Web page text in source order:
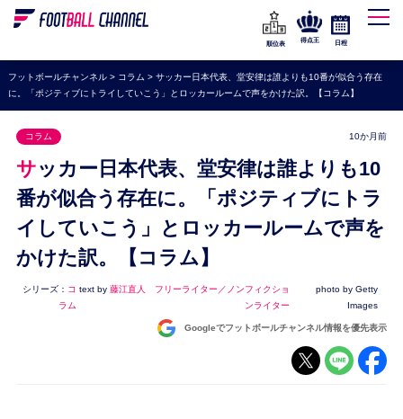
WEリーグ
海外サッカー
プレミアリーグ
セリエA
ブンデスリーガ
UEFA
ナショナルチーム
高校サッカー
順位表
得点王 日程
フットボールチャンネル> コラム > サッカー日本代表、堂安律は誰よりも10番が似合う存在
に。「ポジティブにトライしていこう」とロッカールームで声をかけた訳。【コラム】
コラム 10か月前
サッカー日本代表、堂安律は誰よりも10
番が似合う存在に。「ポジティブにトラ
イしていこう」とロッカールームで声を
かけた訳。【コラム】
シリーズ： コ
ラム
text by 藤江直人 フリーライター／ノンフィクショ
ンライター
photo by Getty
Images
Googleでフットボールチャンネル情報を優先表示